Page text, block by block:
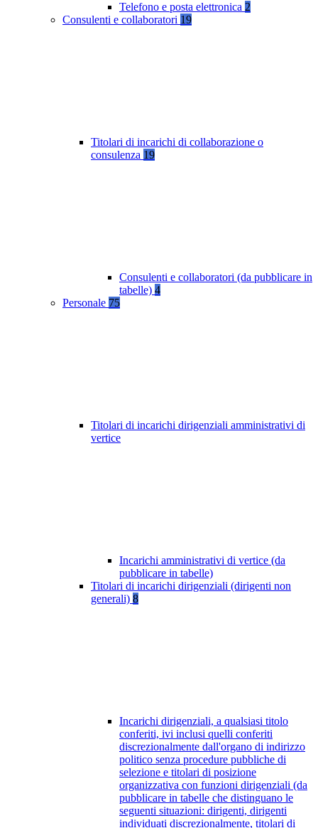
Telefono e posta elettronica 2
Consulenti e collaboratori 19
Titolari di incarichi di collaborazione o
consulenza 19
Consulenti e collaboratori (da pubblicare in
tabelle) 4
Personale 75
Titolari di incarichi dirigenziali amministrativi di
vertice
Incarichi amministrativi di vertice (da
pubblicare in tabelle)
Titolari di incarichi dirigenziali (dirigenti non
generali) 8
Incarichi dirigenziali, a qualsiasi titolo
conferiti, ivi inclusi quelli conferiti
discrezionalmente dall'organo di indirizzo
politico senza procedure pubbliche di
selezione e titolari di posizione
organizzativa con funzioni dirigenziali (da
pubblicare in tabelle che distinguano le
seguenti situazioni: dirigenti, dirigenti
individuati discrezionalmente, titolari di